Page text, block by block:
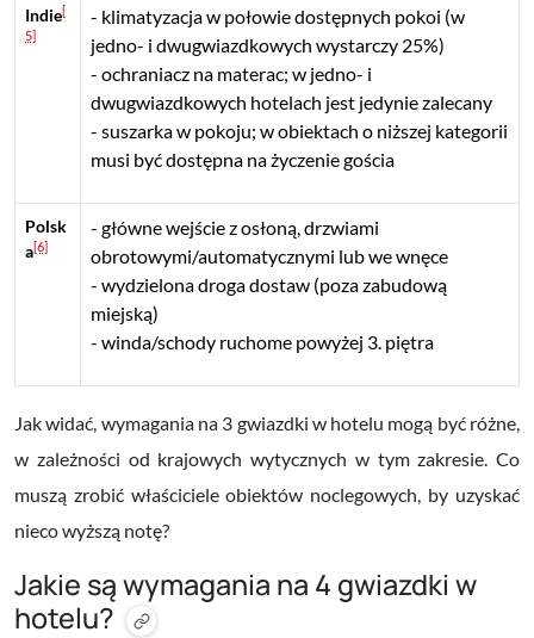
Indie[
5]
klimatyzacja w połowie dostępnych pokoi (w
jedno- i dwugwiazdkowych wystarczy 25%)
ochraniacz na materac; w jedno- i
dwugwiazdkowych hotelach jest jedynie zalecany
suszarka w pokoju; w obiektach o niższej kategorii
musi być dostępna na życzenie gościa
Polsk
a[6]
główne wejście z osłoną, drzwiami
obrotowymi/automatycznymi lub we wnęce
wydzielona droga dostaw (poza zabudową
miejską)
winda/schody ruchome powyżej 3. piętra
Jak widać, wymagania na 3 gwiazdki w hotelu mogą być różne,
w zależności od krajowych wytycznych w tym zakresie. Co
muszą zrobić właściciele obiektów noclegowych, by uzyskać
nieco wyższą notę?
Jakie są wymagania na 4 gwiazdki w
hotelu?